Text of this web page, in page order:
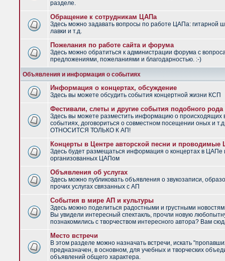
разделе.
Обращение к сотрудникам ЦАПа
Здесь можно задавать вопросы по работе ЦАПа: гитарной
лавки и т.д.
Пожелания по работе сайта и форума
Здесь можно обратиться к администрации форума с
предложениями, пожеланиями и благодарностью. :-)
Объявления и информация о событиях
Информация о концертах, обсуждение
Здесь вы можете обсудить события концертной жизни КСП
Фестивали, слеты и другие события подобного рода
Здесь вы можете разместить информацию о
событиях, договориться о совместном посещении оных и
ОТНОСИТСЯ ТОЛЬКО К АП!
Концерты в Центре авторской песни и
Здесь будет размещаться информация о концертах в ЦАПе
организованных ЦАПом
Объявления об услугах
Здесь можно публиковать объявления о звукозаписи,
прочих услугах связанных с АП
События в мире АП и культуры
Здесь можно поделиться радостными и грустными
Вы увидели интересный спектакль, прочли новую
познакомились с творчеством интересного автора? Вам
Место встречи
В этом разделе можно назначать встречи, искать
предназначен, в основном, для учебных и творческих
объявлений общего характера.